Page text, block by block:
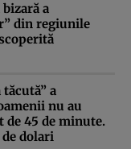
a
din regiunile
tăcută” a
nu au
45 de minute.
de dolari